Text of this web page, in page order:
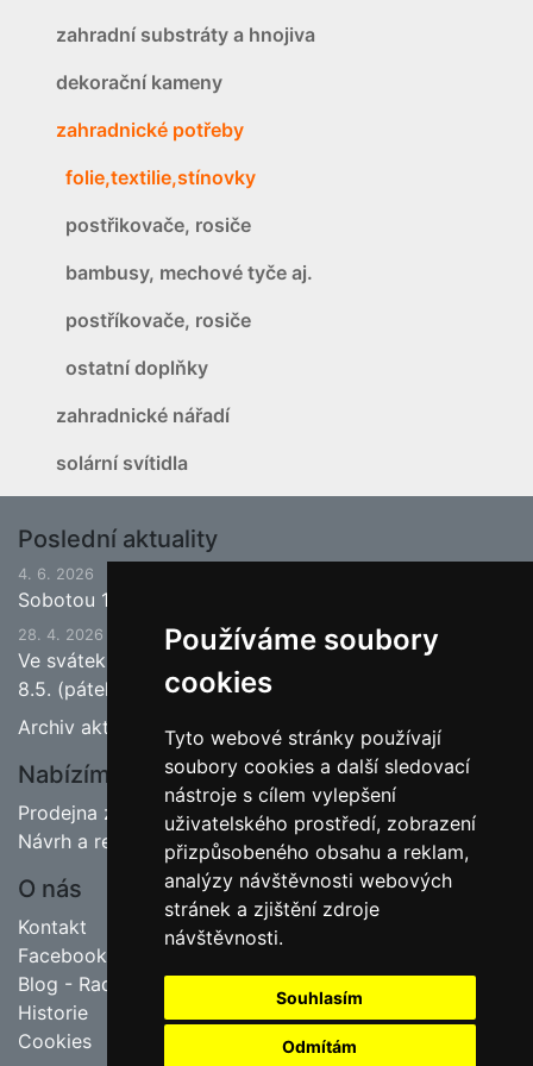
Používáme soubory
cookies
Tyto webové stránky používají
soubory cookies a další sledovací
nástroje s cílem vylepšení
uživatelského prostředí, zobrazení
přizpůsobeného obsahu a reklam,
analýzy návštěvnosti webových
stránek a zjištění zdroje
návštěvnosti.
Souhlasím
Odmítám
zahradní substráty a hnojiva
dekorační kameny
zahradnické potřeby
folie,textilie,stínovky
postřikovače, rosiče
bambusy, mechové tyče aj.
postříkovače, rosiče
ostatní doplňky
zahradnické nářadí
solární svítidla
Poslední aktuality
4. 6. 2026
Sobotou 13.6.2026 bude ukončena jarní sezona.
28. 4. 2026
Ve svátek 1.5. (pátek) bude naše prodejna zavřena a
8.5. (pátek) bude otevřeno.
Archiv aktualit
Nabízíme
Prodejna zahradnictví
Návrh a realizace zahrad
O nás
Kontakt
Facebook
Blog - Rady pro zahrádkáře
Historie
Cookies